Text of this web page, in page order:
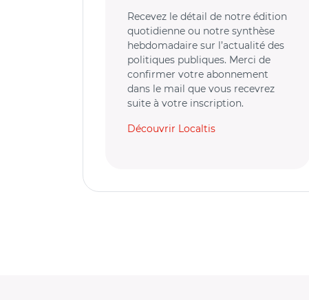
Recevez le détail de notre édition
quotidienne ou notre synthèse
hebdomadaire sur l’actualité des
politiques publiques. Merci de
confirmer votre abonnement
dans le mail que vous recevrez
suite à votre inscription.
Découvrir Localtis